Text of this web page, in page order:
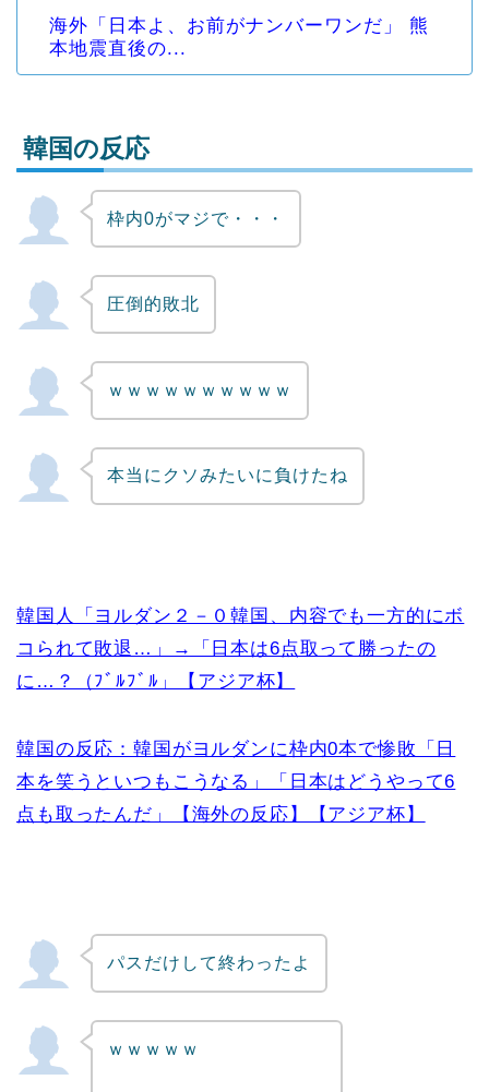
海外「日本よ、お前がナンバーワンだ」 熊
本地震直後の...
Powered by livedoor 相互RSS
韓国の反応
枠内0がマジで・・・
圧倒的敗北
ｗｗｗｗｗｗｗｗｗｗ
本当にクソみたいに負けたね
韓国人「ヨルダン２－０韓国、内容でも一方的にボ
コられて敗退…」→「日本は6点取って勝ったの
に…？（ﾌﾞﾙﾌﾞﾙ」【アジア杯】
韓国の反応：韓国がヨルダンに枠内0本で惨敗「日
本を笑うといつもこうなる」「日本はどうやって6
点も取ったんだ」【海外の反応】【アジア杯】
パスだけして終わったよ
ｗｗｗｗｗ